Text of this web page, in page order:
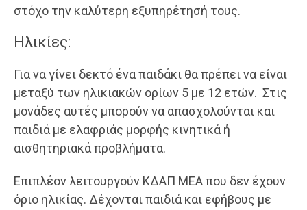
στόχο την καλύτερη εξυπηρέτησή τους.
Ηλικίες:
Για να γίνει δεκτό ένα παιδάκι θα πρέπει να είναι
μεταξύ των ηλικιακών ορίων 5 με 12 ετών. Στις
μονάδες αυτές μπορούν να απασχολούνται και
παιδιά με ελαφριάς μορφής κινητικά ή
αισθητηριακά προβλήματα.
Επιπλέον λειτουργούν ΚΔΑΠ ΜΕΑ που δεν έχουν
όριο ηλικίας. Δέχονται παιδιά και εφήβους με